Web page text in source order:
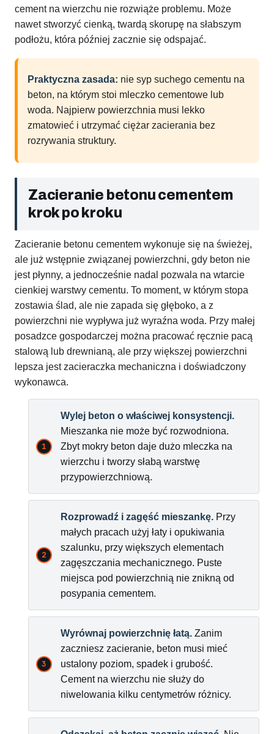
cement na wierzchu nie rozwiąże problemu. Może
nawet stworzyć cienką, twardą skorupę na słabszym
podłożu, która później zacznie się odspajać.
Praktyczna zasada: nie syp suchego cementu na
beton, na którym stoi mleczko cementowe lub
woda. Najpierw powierzchnia musi lekko
zmatowieć i utrzymać ciężar zacierania bez
rozrywania struktury.
Zacieranie betonu cementem
krok po kroku
Zacieranie betonu cementem wykonuje się na świeżej,
ale już wstępnie związanej powierzchni, gdy beton nie
jest płynny, a jednocześnie nadal pozwala na wtarcie
cienkiej warstwy cementu. To moment, w którym stopa
zostawia ślad, ale nie zapada się głęboko, a z
powierzchni nie wypływa już wyraźna woda. Przy małej
posadzce gospodarczej można pracować ręcznie pacą
stalową lub drewnianą, ale przy większej powierzchni
lepsza jest zacieraczka mechaniczna i doświadczony
wykonawca.
Wylej beton o właściwej konsystencji.
Mieszanka nie może być rozwodniona.
Zbyt mokry beton daje dużo mleczka na
wierzchu i tworzy słabą warstwę
przypowierzchniową.
Rozprowadź i zagęść mieszankę. Przy
małych pracach użyj łaty i opukiwania
szalunku, przy większych elementach
zagęszczania mechanicznego. Puste
miejsca pod powierzchnią nie znikną od
posypania cementem.
Wyrównaj powierzchnię łatą. Zanim
zaczniesz zacieranie, beton musi mieć
ustalony poziom, spadek i grubość.
Cement na wierzchu nie służy do
niwelowania kilku centymetrów różnicy.